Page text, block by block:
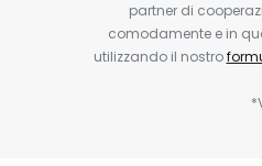
partner di
comodamente e in
utilizzando il nostro